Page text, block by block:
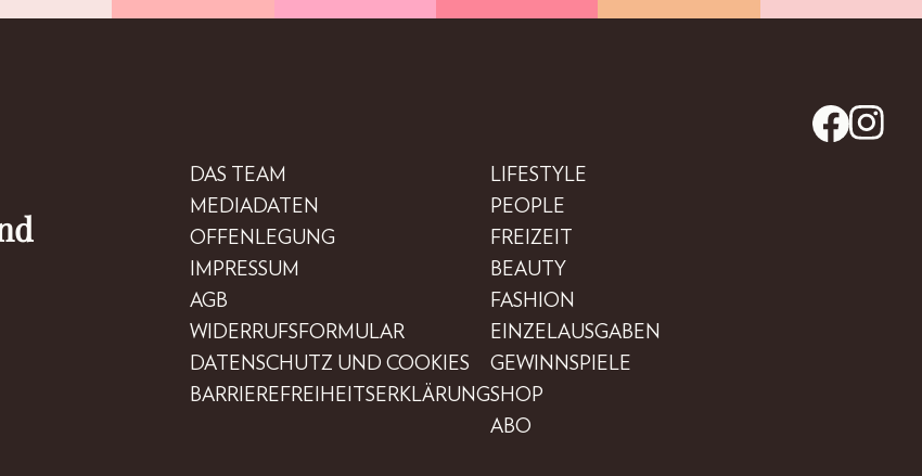
DAS TEAM
MEDIADATEN
OFFENLEGUNG
IMPRESSUM
AGB
WIDERRUFSFORMULAR
DATENSCHUTZ UND COOKIES
BARRIEREFREIHEITSERKLÄRUNG
LIFESTYLE
PEOPLE
FREIZEIT
BEAUTY
FASHION
EINZELAUSGABEN
GEWINNSPIELE
SHOP
ABO